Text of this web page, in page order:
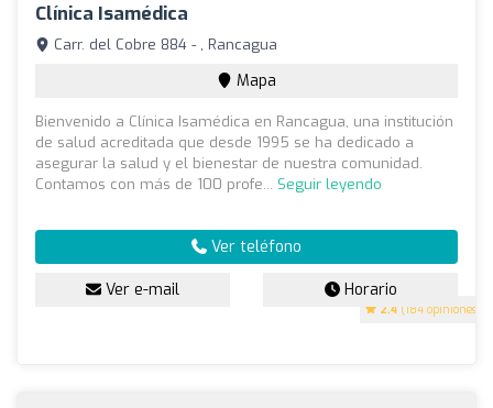
Clínica Isamédica
2.4 (184 opiniones)
Carr. del Cobre 884 - , Rancagua
Mapa
Bienvenido a Clínica Isamédica en Rancagua, una institución
de salud acreditada que desde 1995 se ha dedicado a
asegurar la salud y el bienestar de nuestra comunidad.
Contamos con más de 100 profe... Seguir leyendo
Ver teléfono
Ver e-mail Horario